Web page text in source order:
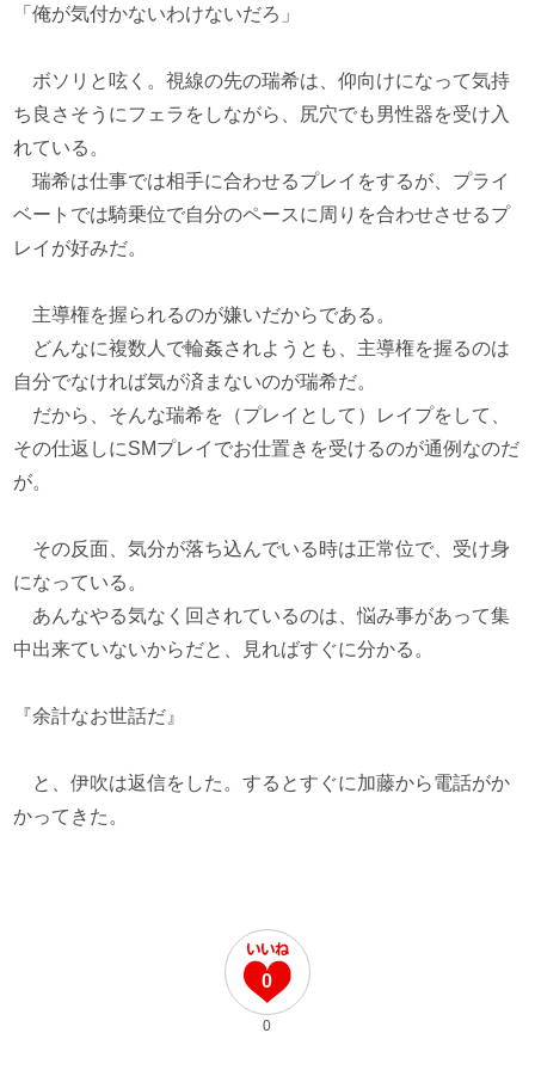
「俺が気付かないわけないだろ」
ボソリと呟く。視線の先の瑞希は、仰向けになって気持
ち良さそうにフェラをしながら、尻穴でも男性器を受け入
れている。
瑞希は仕事では相手に合わせるプレイをするが、プライ
ベートでは騎乗位で自分のペースに周りを合わせさせるプ
レイが好みだ。
主導権を握られるのが嫌いだからである。
どんなに複数人で輪姦されようとも、主導権を握るのは
自分でなければ気が済まないのが瑞希だ。
だから、そんな瑞希を（プレイとして）レイプをして、
その仕返しにSMプレイでお仕置きを受けるのが通例なのだ
が。
その反面、気分が落ち込んでいる時は正常位で、受け身
になっている。
あんなやる気なく回されているのは、悩み事があって集
中出来ていないからだと、見ればすぐに分かる。
『余計なお世話だ』
と、伊吹は返信をした。するとすぐに加藤から電話がか
かってきた。
0
0